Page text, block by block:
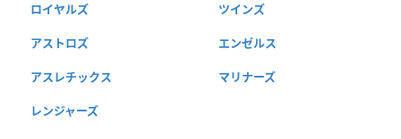
ロイヤルズ ツインズ
アストロズ エンゼルス
アスレチックス マリナーズ
レンジャーズ